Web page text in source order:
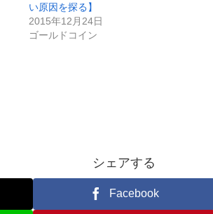
い原因を探る】
2015年12月24日
ゴールドコイン
シェアする
Facebook